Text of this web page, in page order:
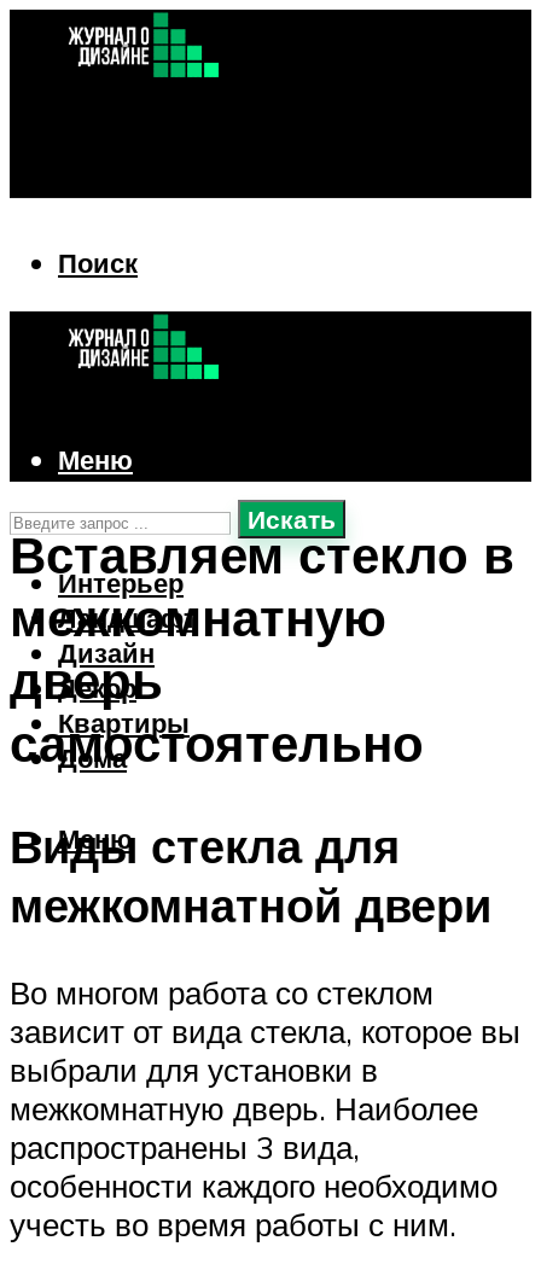
Поиск
Искать
Интерьер
Ландшафт
Дизайн
Декор
Квартиры
Дома
Меню
Меню
Вставляем стекло в
межкомнатную
дверь
самостоятельно
Виды стекла для
межкомнатной двери
Во многом работа со стеклом
зависит от вида стекла, которое вы
выбрали для установки в
межкомнатную дверь. Наиболее
распространены 3 вида,
особенности каждого необходимо
учесть во время работы с ним.